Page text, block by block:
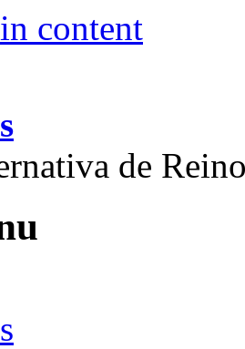
content
de